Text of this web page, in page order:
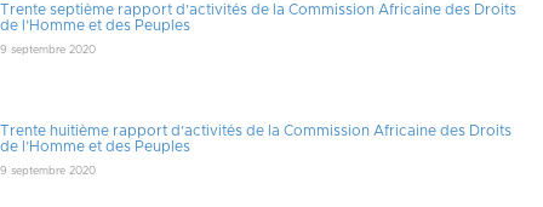
Trente septième rapport d’activités de la Commission Africaine des Droits
de l’Homme et des Peuples
9 septembre 2020
Trente huitième rapport d’activités de la Commission Africaine des Droits
de l’Homme et des Peuples
9 septembre 2020